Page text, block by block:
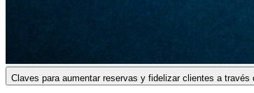
Claves para aumentar reservas y fidelizar clientes a